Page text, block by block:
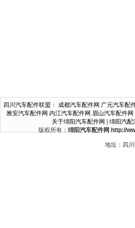
四川汽车配件联盟 ： 成都汽车配件网 广元汽车配
雅安汽车配件网 内江汽车配件网 眉山汽车配件网
关于绵阳汽车配件网
绵阳汽配
版权所有： 绵阳汽车配件网 http://
地址：四